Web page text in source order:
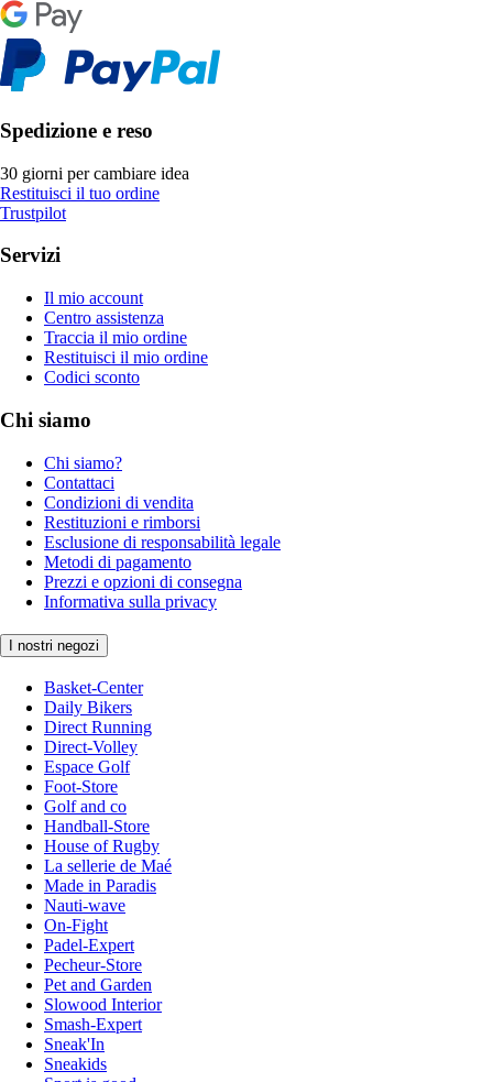
Spedizione e reso
30 giorni per cambiare idea
Restituisci il tuo ordine
Trustpilot
Servizi
Il mio account
Centro assistenza
Traccia il mio ordine
Restituisci il mio ordine
Codici sconto
Chi siamo
Chi siamo?
Contattaci
Condizioni di vendita
Restituzioni e rimborsi
Esclusione di responsabilità legale
Metodi di pagamento
Prezzi e opzioni di consegna
Informativa sulla privacy
I nostri negozi
Basket-Center
Daily Bikers
Direct Running
Direct-Volley
Espace Golf
Foot-Store
Golf and co
Handball-Store
House of Rugby
La sellerie de Maé
Made in Paradis
Nauti-wave
On-Fight
Padel-Expert
Pecheur-Store
Pet and Garden
Slowood Interior
Smash-Expert
Sneak'In
Sneakids